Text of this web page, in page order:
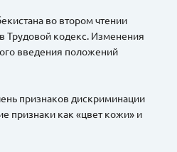
во втором чтении
Трудовой кодекс. Изменения
введения положений
признаков дискриминации
признаки как «цвет кожи» и